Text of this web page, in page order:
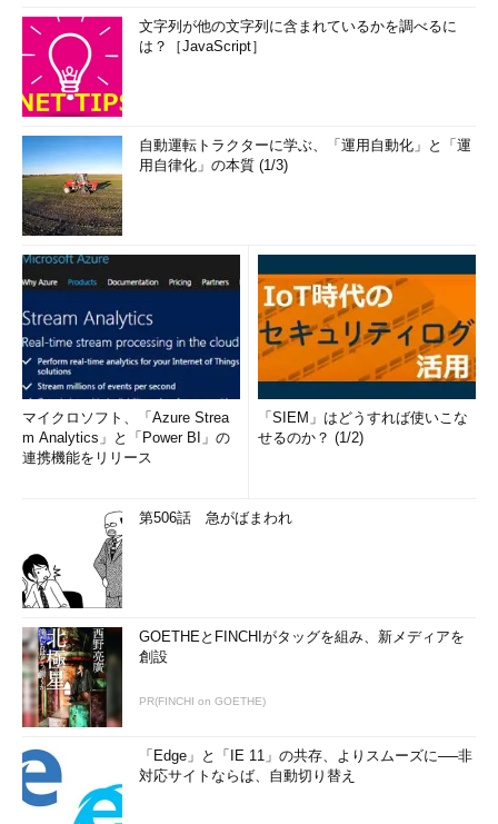
文字列が他の文字列に含まれているかを調べるに
は？［JavaScript］
自動運転トラクターに学ぶ、「運用自動化」と「運
用自律化」の本質 (1/3)
マイクロソフト、「Azure Strea
m Analytics」と「Power BI」の
連携機能をリリース
「SIEM」はどうすれば使いこな
せるのか？ (1/2)
第506話 急がばまわれ
GOETHEとFINCHIがタッグを組み、新メディアを
創設
PR(FINCHI on GOETHE)
「Edge」と「IE 11」の共存、よりスムーズに──非
対応サイトならば、自動切り替え